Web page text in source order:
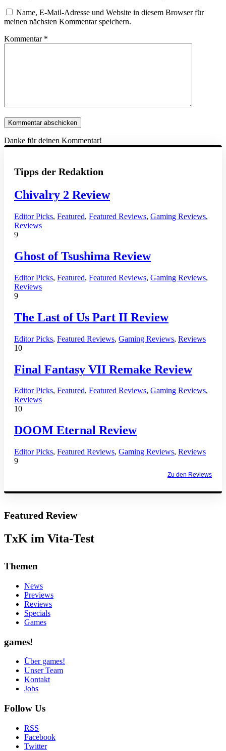
Name, E-Mail-Adresse und Website in diesem Browser für
meinen nächsten Kommentar speichern.
Kommentar *
Danke für deinen Kommentar!
Tipps der Redaktion
Chivalry 2 Review
Editor Picks, Featured, Featured Reviews, Gaming Reviews,
Reviews
9
Ghost of Tsushima Review
Editor Picks, Featured, Featured Reviews, Gaming Reviews,
Reviews
9
The Last of Us Part II Review
Editor Picks, Featured Reviews, Gaming Reviews, Reviews
10
Final Fantasy VII Remake Review
Editor Picks, Featured, Featured Reviews, Gaming Reviews,
Reviews
10
DOOM Eternal Review
Editor Picks, Featured Reviews, Gaming Reviews, Reviews
9
Zu den Reviews
Featured Review
TxK im Vita-Test
Themen
News
Previews
Reviews
Specials
Games
games!
Über games!
Unser Team
Kontakt
Jobs
Follow Us
RSS
Facebook
Twitter